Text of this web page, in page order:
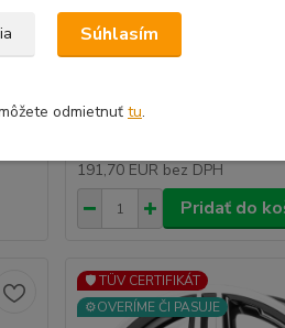
AVUS AF16 hliníkové disky
5x112 ET20 ANTHRACITE
191,70 EUR bez DPH
Pridať do
🛡️ TÜV CERTIFIKÁT
⚙️OVERÍME ČI PASUJE
Súhlasím
odmietnuť tu.